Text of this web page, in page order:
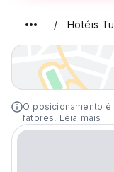
Hotéis
O posicionamento
fatores. Leia mais